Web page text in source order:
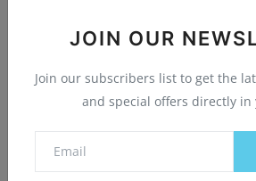
JOIN OUR
Join our subscribers list to get the
and special offers directly in
बाकड़ी में हाईस्कूल न खुलने पर जयस करेगी